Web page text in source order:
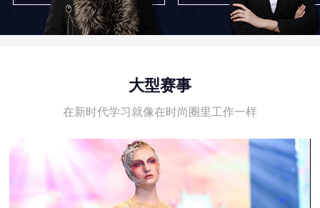
大型赛事
在新时代学习就像在时尚圈里工作一样